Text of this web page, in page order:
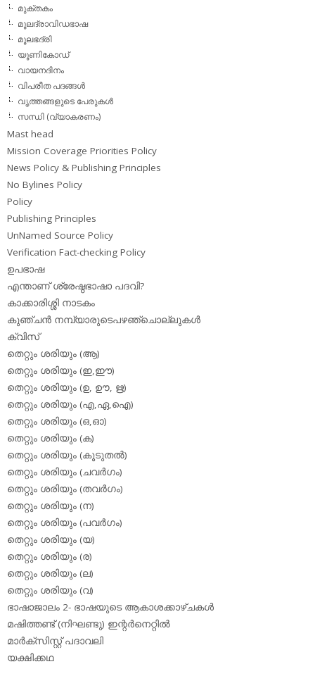
മുക്തകം
മൂലദ്രാവിഡഭാഷ
മൂലഭദ്രി
യൂണികോഡ്
വായനദിനം
വിപരീത പദങ്ങള്‍
വൃത്തങ്ങളുടെ പേരുകള്‍
സന്ധി (വ്യാകരണം)
Mast head
Mission Coverage Priorities Policy
News Policy & Publishing Principles
No Bylines Policy
Policy
Publishing Principles
UnNamed Source Policy
Verification Fact-checking Policy
ഉപഭാഷ
എന്താണ് ശ്രേഷ്ഠഭാഷാ പദവി?
കാക്കാരിശ്ശി നാടകം
കുഞ്ചന്‍ നമ്പ്യാരുടെപഴഞ്ചൊല്ലുകള്‍
ക്വിസ്
തെറ്റും ശരിയും (ആ)
തെറ്റും ശരിയും (ഇ,ഈ)
തെറ്റും ശരിയും (ഉ, ഊ, ഋ)
തെറ്റും ശരിയും (എ,ഏ,ഐ)
തെറ്റും ശരിയും (ഒ,ഓ)
തെറ്റും ശരിയും (ക)
തെറ്റും ശരിയും (കൂടുതല്‍)
തെറ്റും ശരിയും (ചവര്‍ഗം)
തെറ്റും ശരിയും (തവര്‍ഗം)
തെറ്റും ശരിയും (ന)
തെറ്റും ശരിയും (പവര്‍ഗം)
തെറ്റും ശരിയും (യ)
തെറ്റും ശരിയും (ര)
തെറ്റും ശരിയും (ല)
തെറ്റും ശരിയും (വ)
ഭാഷാജാലം 2- ഭാഷയുടെ ആകാശക്കാഴ്ചകള്‍
മഷിത്തണ്ട് (നിഘണ്ടു) ഇന്റര്‍നെറ്റില്‍
മാര്‍ക്‌സിസ്റ്റ് പദാവലി
യക്ഷിക്കഥ